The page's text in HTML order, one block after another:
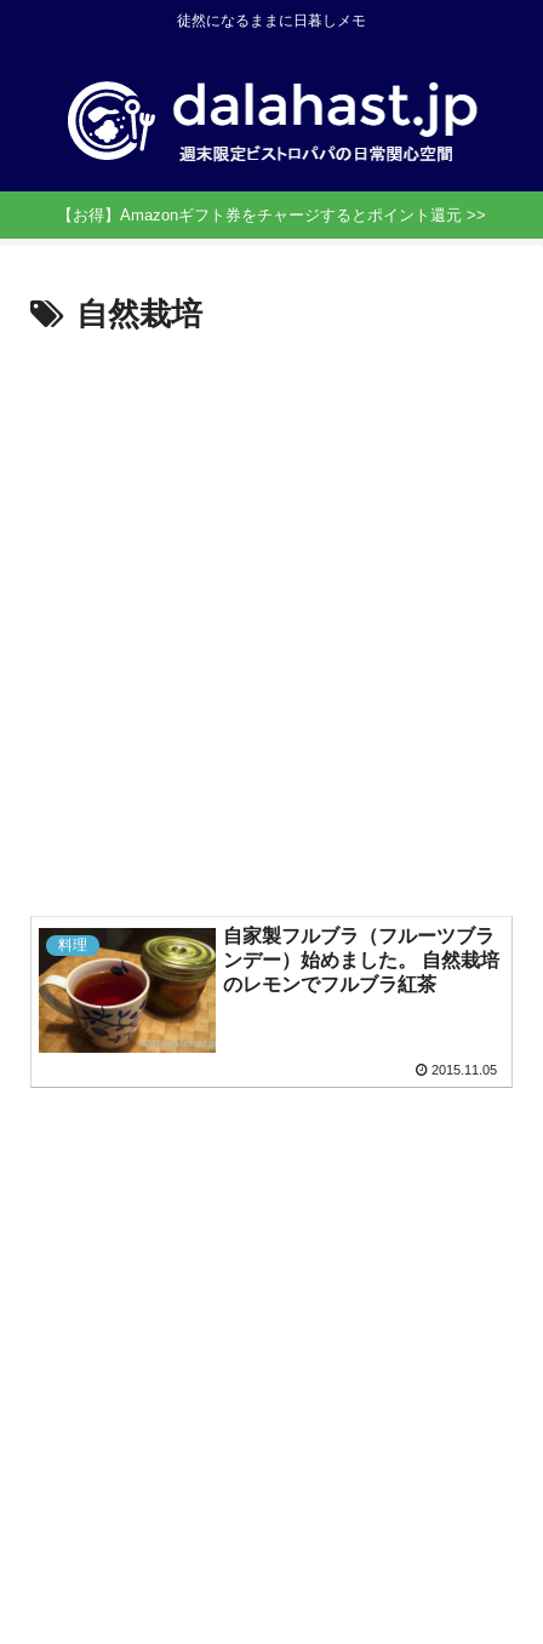
徒然になるままに日暮しメモ
【お得】Amazonギフト券をチャージするとポイント還元 >>
自然栽培
料理
自家製フルブラ（フルーツブラ
ンデー）始めました。 自然栽培
のレモンでフルブラ紅茶
2015.11.05